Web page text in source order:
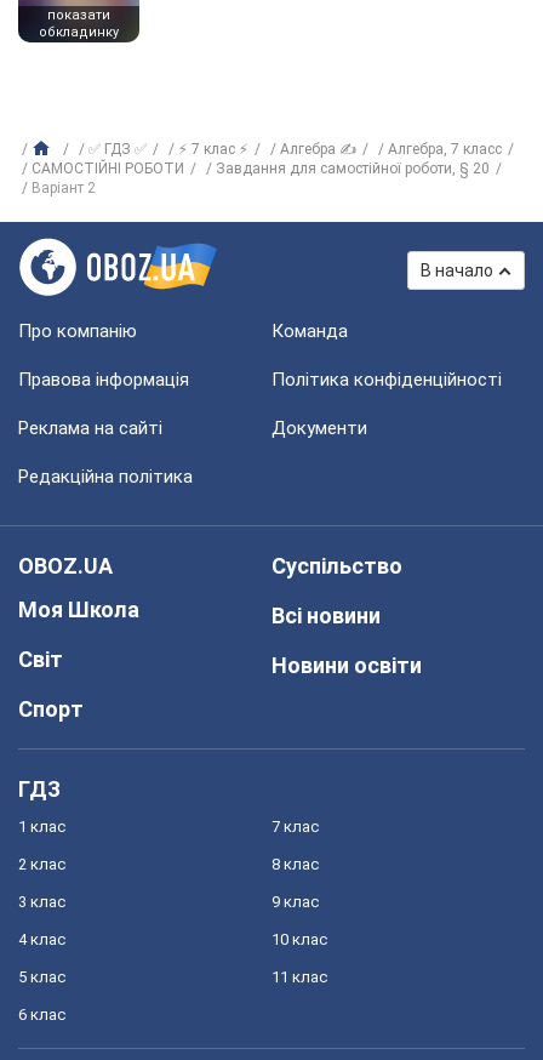
показати
обкладинку
✅ ГДЗ ✅ ⚡ 7 клас ⚡ Алгебра ✍
Алгебра, 7 класс
САМОСТІЙНІ РОБОТИ
Завдання для самостійної роботи, § 20
Варіант 2
В начало
Про компанію Команда
Правова інформація Політика конфіденційності
Реклама на сайті Документи
Редакційна політика
OBOZ.UA
Моя Школа
Світ
Спорт
Суспільство
Всі новини
Новини освіти
ГДЗ
1 клас
2 клас
3 клас
4 клас
5 клас
6 клас
7 клас
8 клас
9 клас
10 клас
11 клас